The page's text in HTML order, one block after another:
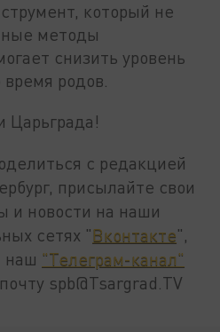
который не
методы
снизить уровень
родов.
Царьграда!
с редакцией
присылайте свои
и новости на наши
сетях "Вконтакте",
наш "Телеграм-канал"
spb@Tsargrad.TV